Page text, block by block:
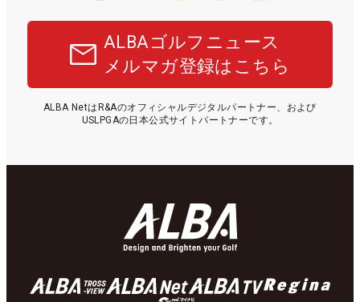
ALBAゴルフニュース
メルマガ登録はこちら
ALBA NetはR&Aのオフィシャルデジタルパートナー、および
USLPGAの日本公式サイトパートナーです。